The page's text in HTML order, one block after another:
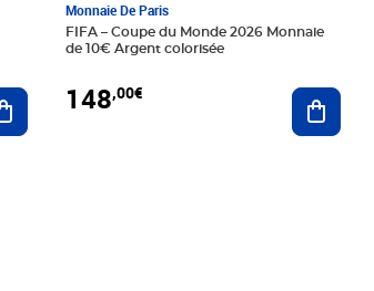
Ajouter au panier
Monnaie De Paris
FIFA – Coupe du Monde 2026 Monnaie
de 10€ Argent colorisée
148,00€